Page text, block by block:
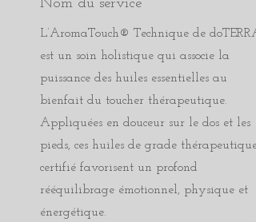
Nom du service
L’AromaTouch® Technique de doTERRA
est un soin holistique qui associe la
puissance des huiles essentielles au
bienfait du toucher thérapeutique.
Appliquées en douceur sur le dos et les
pieds, ces huiles de grade thérapeutique
certifié favorisent un profond
rééquilibrage émotionnel, physique et
énergétique.